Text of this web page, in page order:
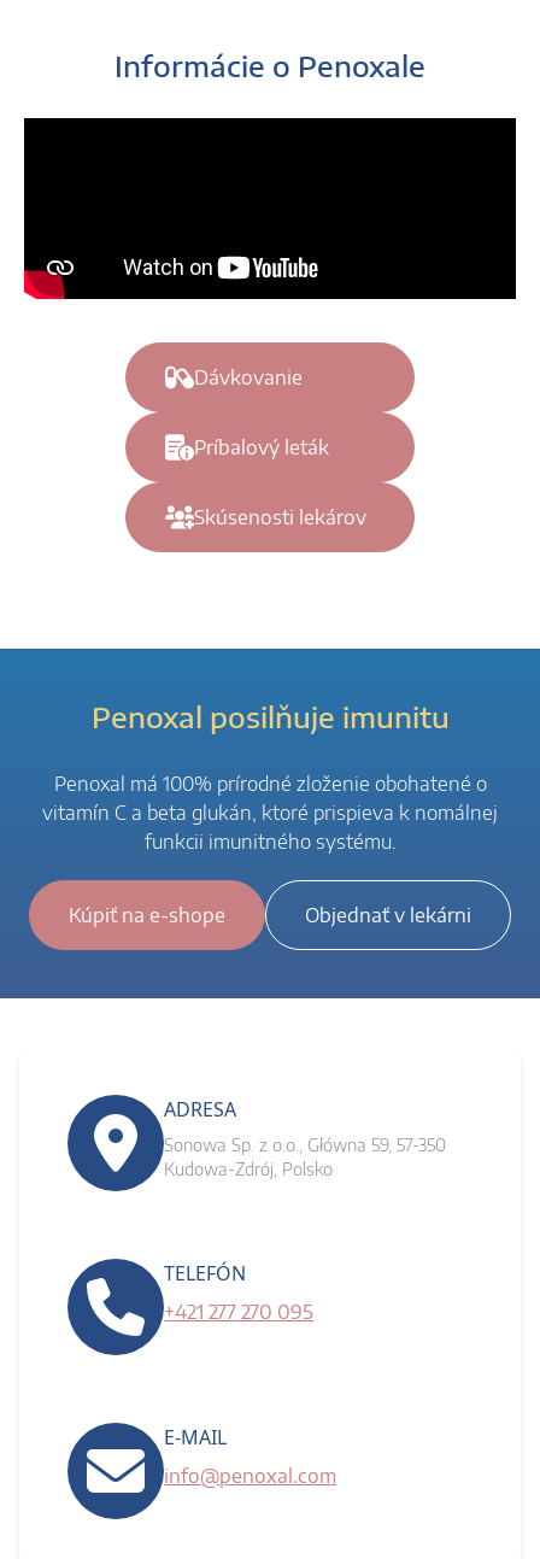
Informácie o Penoxale
Dávkovanie
Príbalový leták
Skúsenosti lekárov
Penoxal posilňuje imunitu
Penoxal má 100% prírodné zloženie obohatené o
vitamín C a beta glukán, ktoré prispieva k nomálnej
funkcii imunitného systému.
Kúpiť na e-shope Objednať v lekárni
ADRESA
Sonowa Sp. z o.o., Główna 59, 57-350
Kudowa-Zdrój, Polsko
TELEFÓN
+421 277 270 095
E-MAIL
info@penoxal.com